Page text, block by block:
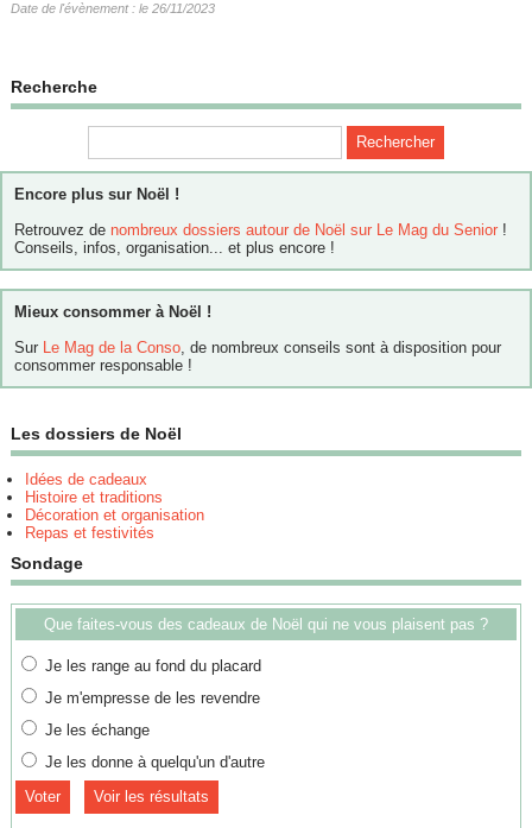
Date de l'évènement : le 26/11/2023
Recherche
Encore plus sur Noël !
Retrouvez de nombreux dossiers autour de Noël sur Le Mag du Senior !
Conseils, infos, organisation... et plus encore !
Mieux consommer à Noël !
Sur
Le Mag de la Conso , de nombreux conseils sont à disposition pour
consommer responsable !
Les dossiers de Noël
Idées de cadeaux
Histoire et traditions
Décoration et organisation
Repas et festivités
Sondage
Que faites-vous des cadeaux de Noël qui ne vous plaisent pas ?
Je les range au fond du placard
Je m'empresse de les revendre
Je les échange
Je les donne à quelqu'un d'autre
Voir les résultats